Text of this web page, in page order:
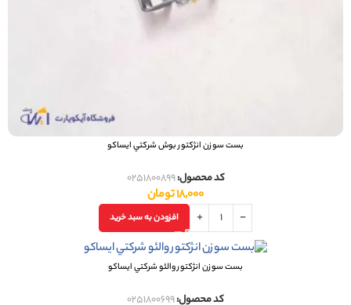
بست سوزن انژکتور بوش شرکتي ایساکو
کد محصول:0251800899
18,000تومان
افزودن به سبد خرید
بست سوزن انژکتور والئو شرکتي ایساکو
کد محصول:0251800699